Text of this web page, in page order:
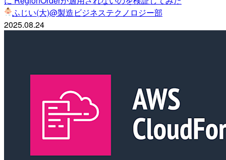
ふじい(大)@製造ビジネステクノロジー部
2025.08.24